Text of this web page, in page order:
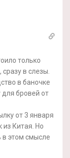
только
в слезы.
в баночке
для бровей от
от 3 января
из Китая. Но
в этом смысле